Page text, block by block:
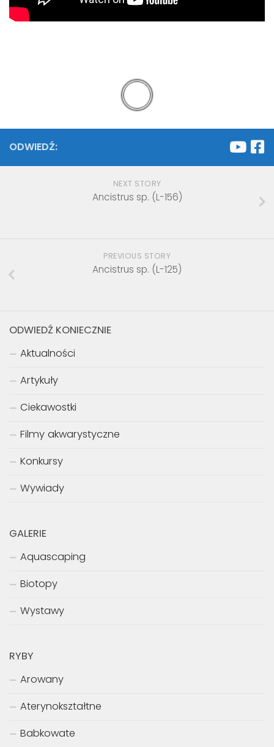
ODWIEDŹ:
NEXT STORY
Ancistrus sp. (L-156)
PREVIOUS STORY
Ancistrus sp. (L-125)
ODWIEDŹ KONIECZNIE
Aktualności
Artykuły
Ciekawostki
Filmy akwarystyczne
Konkursy
Wywiady
GALERIE
Aquascaping
Biotopy
Wystawy
RYBY
Arowany
Aterynokształtne
Babkowate